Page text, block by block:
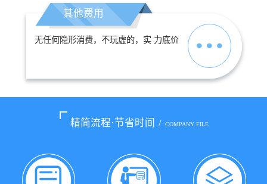
其他费用
无任何隐形消费，不玩虚的，实 力底价
精简流程·节省时间 / COMPANY FILE